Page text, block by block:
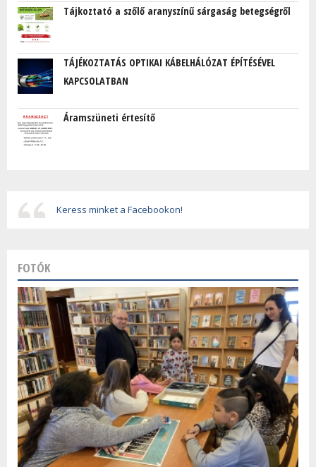
Tájkoztató a szőlő aranyszínű sárgaság betegségről
TÁJÉKOZTATÁS OPTIKAI KÁBELHÁLÓZAT ÉPÍTÉSÉVEL
KAPCSOLATBAN
Áramszüneti értesítő
Keress minket a Facebookon!
FOTÓK
Szalagavató ünnepség
Farsang a zeneiskolában